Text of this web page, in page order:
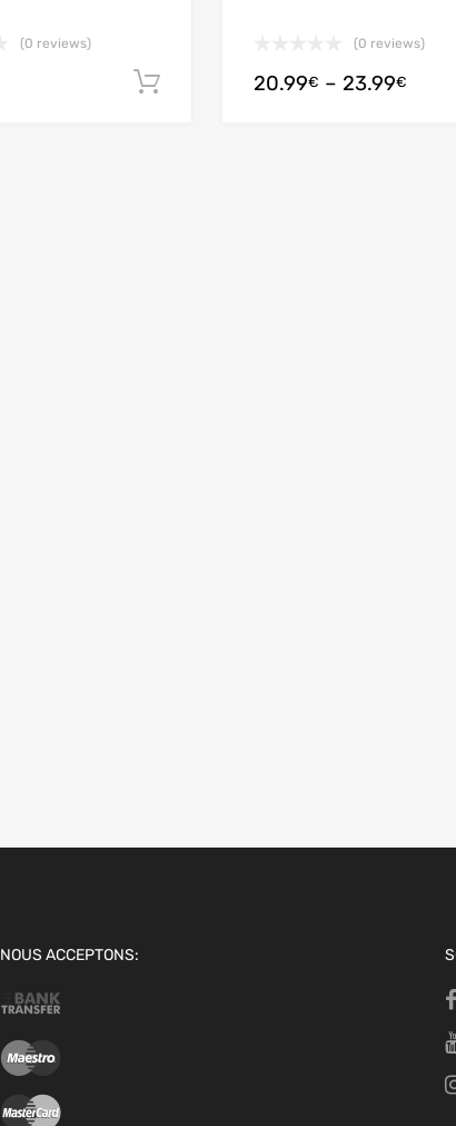
(0 reviews)
Adicionar
(0 reviews)
20.99€ – 23.99€
NOUS ACCEPTONS: